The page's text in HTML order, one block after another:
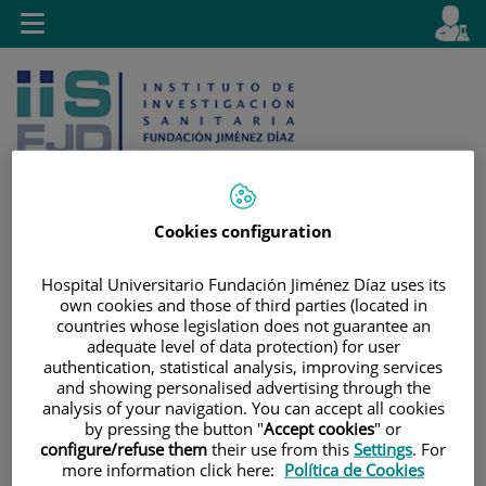
Saltar al contenido
contenido
activo
es
Toggle
navigation
Cookies configuration
Hospital Universitario Fundación Jiménez Díaz uses its
own cookies and those of third parties (located in
countries whose legislation does not guarantee an
adequate level of data protection) for user
authentication, statistical analysis, improving services
and showing personalised advertising through the
analysis of your navigation. You can accept all cookies
by pressing the button "Accept cookies" or
configure/refuse them their use from this Settings. For
more information click here: Política de Cookies